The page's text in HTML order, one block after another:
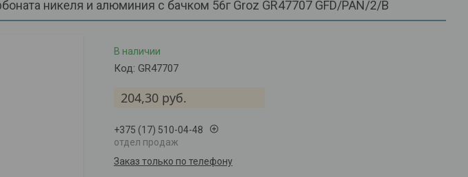
никеля и алюминия с бачком 56г Groz GR47707 GFD/PAN/2/B
В наличии
Код: GR47707
204,30 руб.
+375 (17) 510-04-48
отдел продаж
Заказ только по телефону